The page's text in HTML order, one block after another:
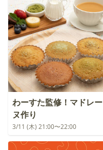
わーすた監修！マドレー
ヌ作り
3/11 (木) 21:00〜22:00